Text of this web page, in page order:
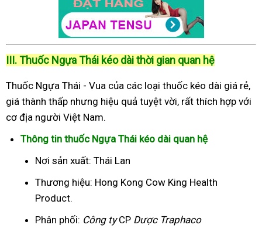
III. Thuốc Ngựa Thái kéo dài thời gian quan hệ
Thuốc Ngựa Thái - Vua của các loại thuốc kéo dài giá rẻ,
giá thành thấp nhưng hiệu quả tuyệt vời, rất thích hợp với
cơ địa người Việt Nam.
Thông tin thuốc Ngựa Thái kéo dài quan hệ
Nơi sản xuất: Thái Lan
Thương hiệu: Hong Kong Cow King Health
Product.
Phân phối: Công tyCP Dược Traphaco